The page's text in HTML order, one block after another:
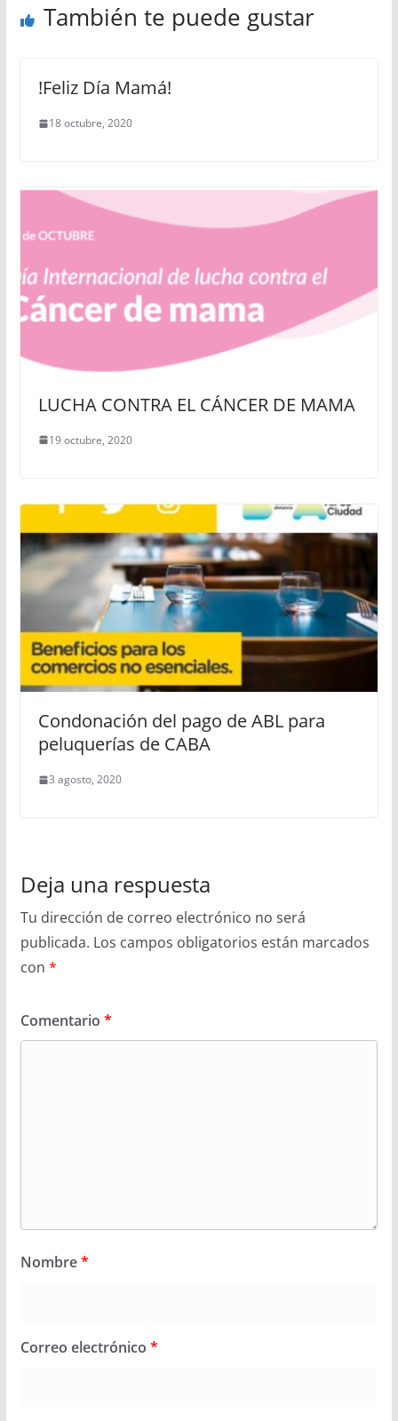
También te puede gustar
!Feliz Día Mamá!
18 octubre, 2020
LUCHA CONTRA EL CÁNCER DE MAMA
19 octubre, 2020
Condonación del pago de ABL para
peluquerías de CABA
3 agosto, 2020
Deja una respuesta
Tu dirección de correo electrónico no será
publicada. Los campos obligatorios están marcados
con *
Comentario *
Nombre*
Correo electrónico *